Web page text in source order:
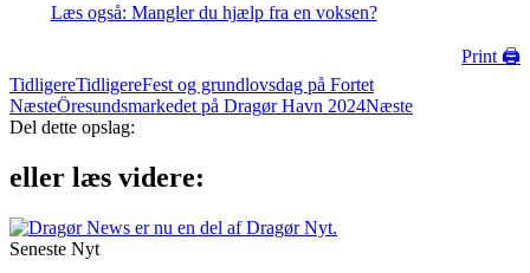
Læs også: Mangler du hjælp fra en voksen?
Print 🖨
TidligereTidligereFest og grundlovsdag på Fortet
NæsteÖresundsmarkedet på Dragør Havn 2024Næste
Del dette opslag:
eller læs videre:
Seneste Nyt